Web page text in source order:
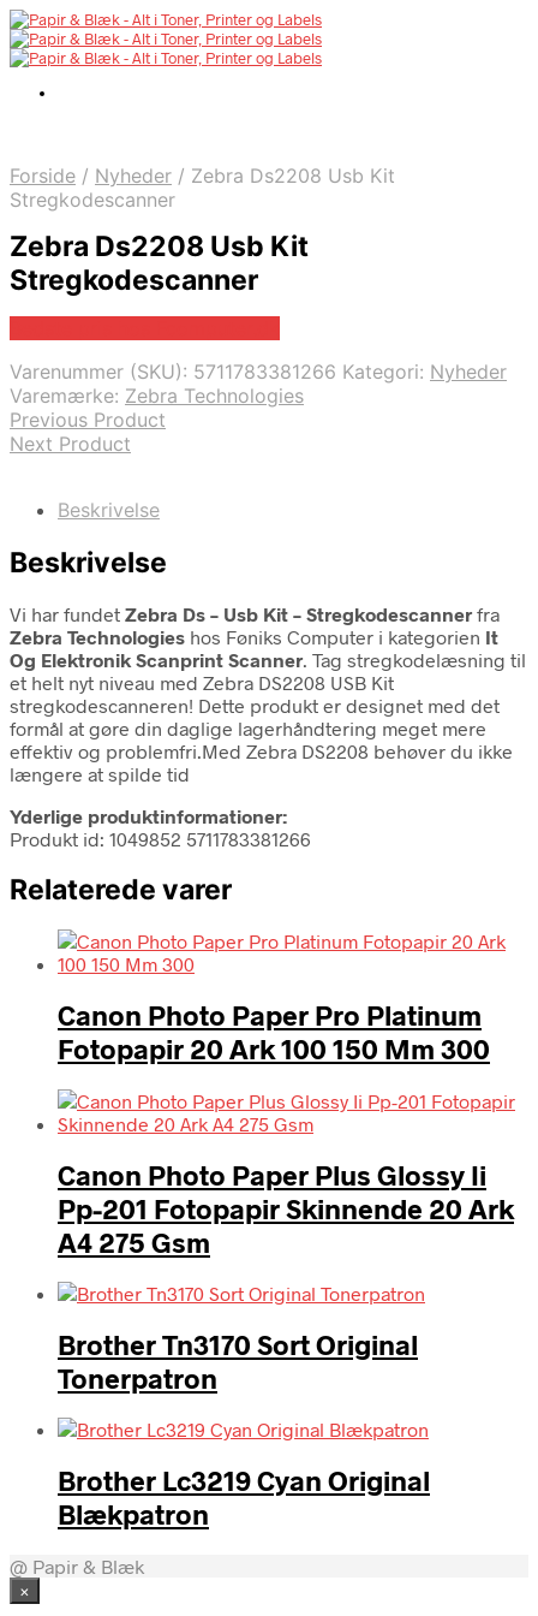
Forside / Nyheder / Zebra Ds2208 Usb Kit
Stregkodescanner
Zebra Ds2208 Usb Kit
Stregkodescanner
Varenummer (SKU): 5711783381266 Kategori: Nyheder
Varemærke: Zebra Technologies
Previous Product
Next Product
Beskrivelse
Beskrivelse
Vi har fundet Zebra Ds – Usb Kit – Stregkodescanner fra
Zebra Technologies hos Føniks Computer i kategorien It
Og Elektronik Scanprint Scanner. Tag stregkodelæsning til
et helt nyt niveau med Zebra DS2208 USB Kit
stregkodescanneren! Dette produkt er designet med det
formål at gøre din daglige lagerhåndtering meget mere
effektiv og problemfri.Med Zebra DS2208 behøver du ikke
længere at spilde tid
Yderlige produktinformationer:
Produkt id: 1049852 5711783381266
Relaterede varer
Canon Photo Paper Pro Platinum
Fotopapir 20 Ark 100 150 Mm 300
Canon Photo Paper Plus Glossy Ii
Pp-201 Fotopapir Skinnende 20 Ark
A4 275 Gsm
Brother Tn3170 Sort Original
Tonerpatron
Brother Lc3219 Cyan Original
Blækpatron
@ Papir & Blæk
×